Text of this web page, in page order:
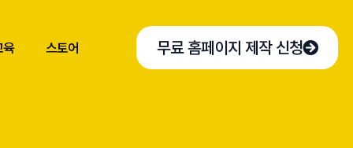
육 스토어 무료 홈페이지 제작 신청